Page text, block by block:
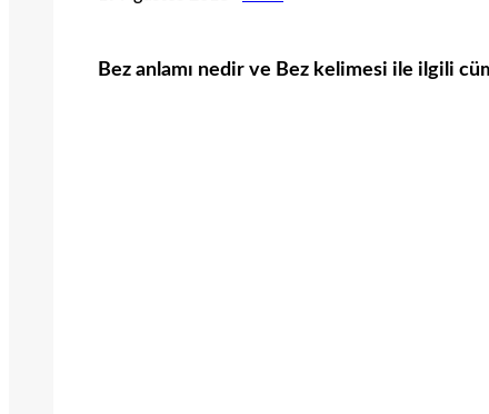
Bez anlamı nedir ve Bez kelimesi ile ilgili